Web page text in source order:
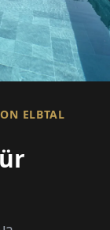
ELBTAL